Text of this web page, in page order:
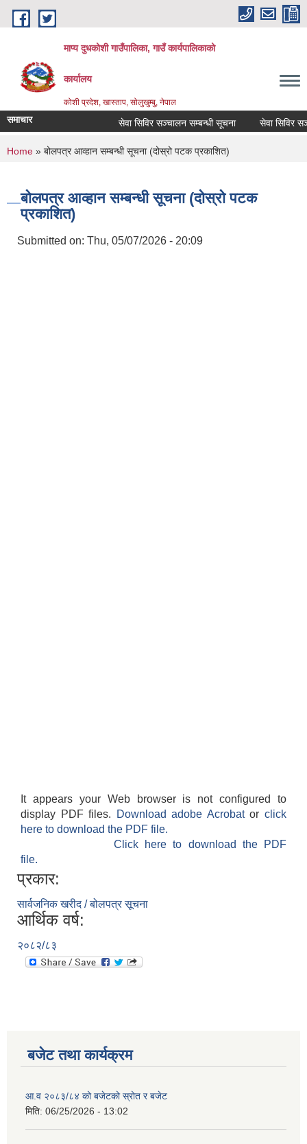
Skip to main content
माप्य दुधकोशी गाउँपालिका, गाउँ कार्यपालिकाको
कार्यालय
कोशी प्रदेश, खास्ताप, सोलुखुम्बु, नेपाल
समाचार सेवा सिविर सञ्चालन सम्बन्धी सूचना सेवा सिविर
You are here
Home » बोलपत्र आव्हान सम्बन्धी सूचना (दोस्रो पटक प्रकाशित)
बोलपत्र आव्हान सम्बन्धी सूचना (दोस्रो पटक
प्रकाशित)
Submitted on: Thu, 05/07/2026 - 20:09
It appears your Web browser is not configured to
display PDF files.
Download adobe Acrobatorclick
here to download the PDF file.
Click here to download the PDF
file.
प्रकार:
सार्वजनिक खरीद / बोलपत्र सूचना
आर्थिक वर्ष:
२०८२/८३
बजेट तथा कार्यक्रम
आ.व २०८३/८४ को बजेटको स्रोत र बजेट
मिति: 06/25/2026 - 13:02